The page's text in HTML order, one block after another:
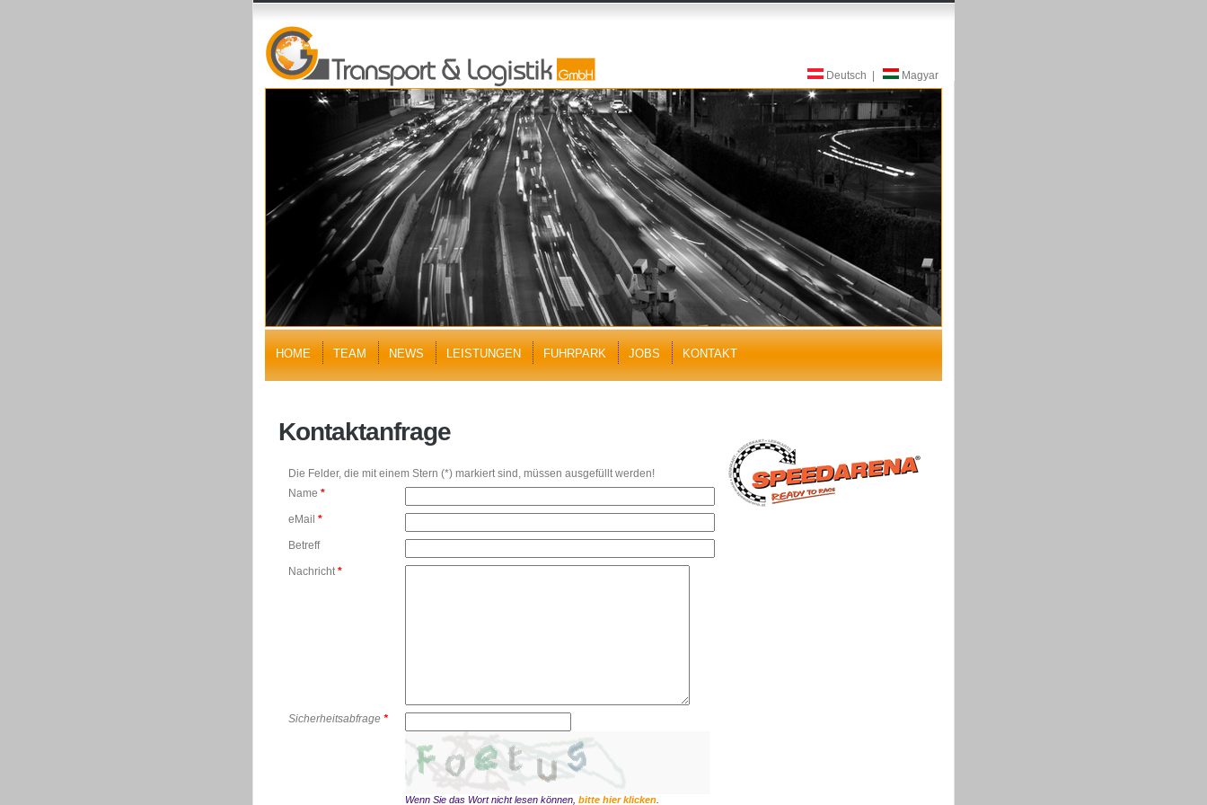
Deutsch Magyar
HOME TEAM NEWS LEISTUNGEN FUHRPARK JOBS KONTAKT
Kontaktanfrage
Die Felder, die mit einem Stern (*) markiert sind, müssen ausgefüllt werden!
Name *
eMail *
Betreff
Nachricht *
Sicherheitsabfrage *
Wenn Sie das Wort nicht lesen können, bitte hier klicken